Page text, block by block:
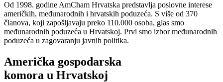
Od 1998. godine AmCham Hrvatska predstavlja poslovne interese
američkih, međunarodnih i hrvatskih poduzeća. S više od 370
članova, koji zapošljavaju preko 110.000 osoba, glas smo
međunarodnih poduzeća u Hrvatskoj. Prvi smo izbor međunarodnih
poduzeća u zagovaranju javnih politika.
Američka gospodarska
komora u Hrvatskoj